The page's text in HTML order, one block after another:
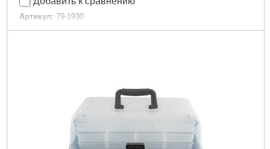
Артикул: 79-1930
Код товара: 22.69.74